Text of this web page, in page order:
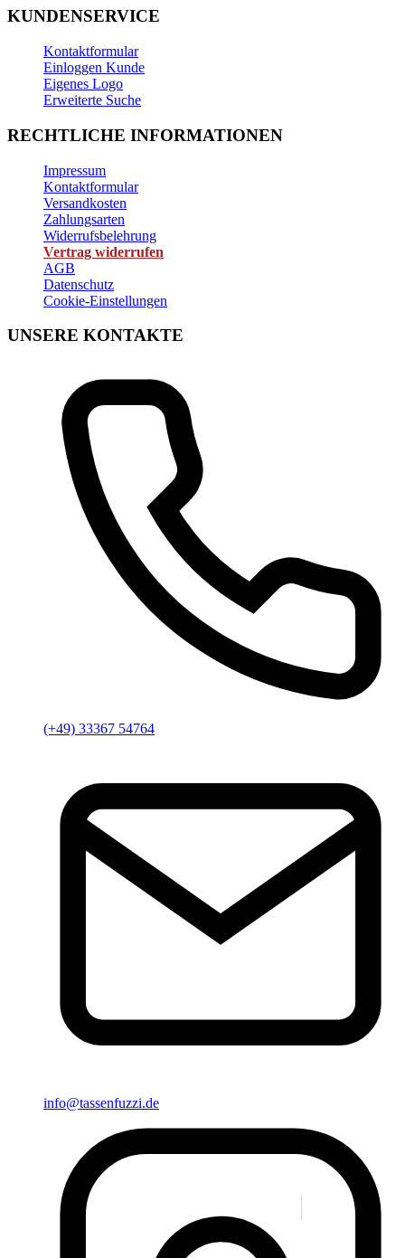
KUNDENSERVICE
Kontaktformular
Einloggen Kunde
Eigenes Logo
Erweiterte Suche
RECHTLICHE INFORMATIONEN
Impressum
Kontaktformular
Versandkosten
Zahlungsarten
Widerrufsbelehrung
Vertrag widerrufen
AGB
Datenschutz
Cookie-Einstellungen
UNSERE KONTAKTE
(+49) 33367 54764
info@tassenfuzzi.de